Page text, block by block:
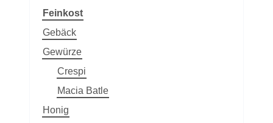
Feinkost
Gebäck
Gewürze
Crespi
Macia Batle
Honig